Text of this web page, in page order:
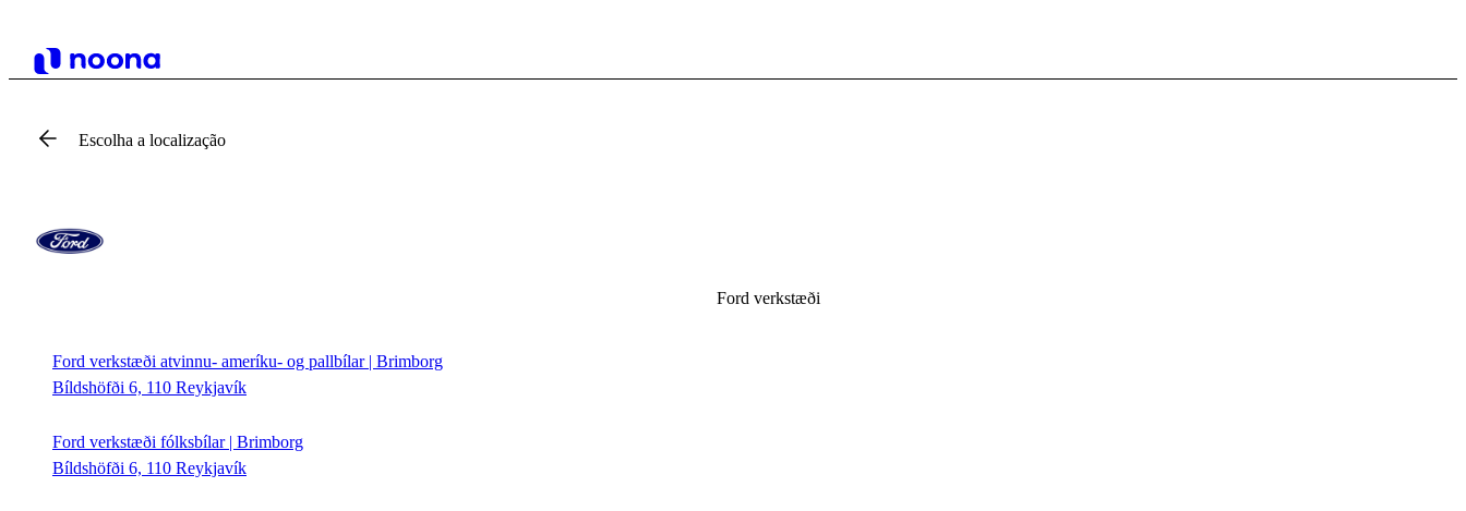
Escolha a localização
Ford verkstæði
Ford verkstæði atvinnu- ameríku- og pallbílar | Brimborg
Bíldshöfði 6, 110 Reykjavík
Ford verkstæði fólksbílar | Brimborg
Bíldshöfði 6, 110 Reykjavík